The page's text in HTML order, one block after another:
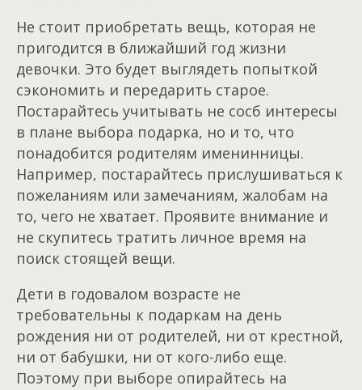
Не стоит приобретать вещь, которая не
пригодится в ближайший год жизни
девочки. Это будет выглядеть попыткой
сэкономить и передарить старое.
Постарайтесь учитывать не сосб интересы
в плане выбора подарка, но и то, что
понадобится родителям именинницы.
Например, постарайтесь прислушиваться к
пожеланиям или замечаниям, жалобам на
то, чего не хватает. Проявите внимание и
не скупитесь тратить личное время на
поиск стоящей вещи.
Дети в годовалом возрасте не
требовательны к подаркам на день
рождения ни от родителей, ни от крестной,
ни от бабушки, ни от кого-либо еще.
Поэтому при выборе опирайтесь на